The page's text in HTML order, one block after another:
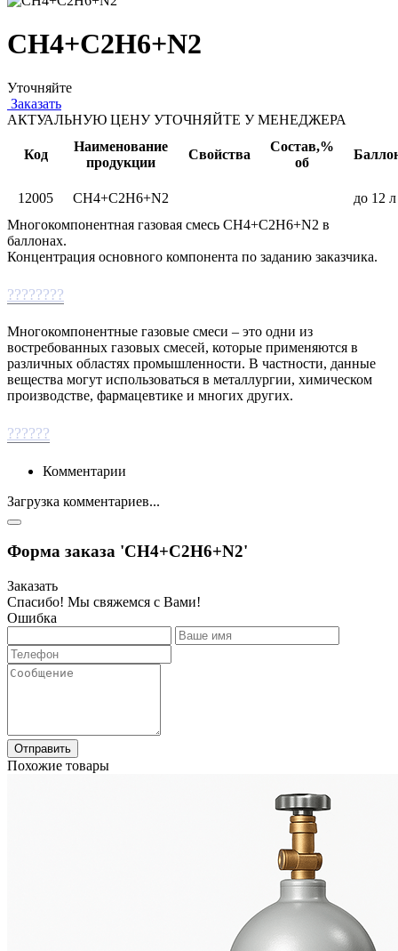
СН4+С2Н6+N2
Уточняйте
Заказать
АКТУАЛЬНУЮ ЦЕНУ УТОЧНЯЙТЕ У МЕНЕДЖЕРА
Код
Наименование
продукции
Свойства
Состав,%
об
12005 СН4+С2Н6+N2
до 12 л
Многокомпонентная газовая смесь СН4+С2Н6+N2 в
баллонах.
Концентрация основного компонента по заданию заказчика.
????????
Многокомпонентные газовые смеси – это одни из
востребованных газовых смесей, которые применяются в
различных областях промышленности. В частности, данные
вещества могут использоваться в металлургии, химическом
производстве, фармацевтике и многих других.
??????
Комментарии
Загрузка комментариев...
Форма заказа 'СН4+С2Н6+N2'
Заказать
Спасибо! Мы свяжемся с Вами!
Ошибка
Отправить
Похожие товары